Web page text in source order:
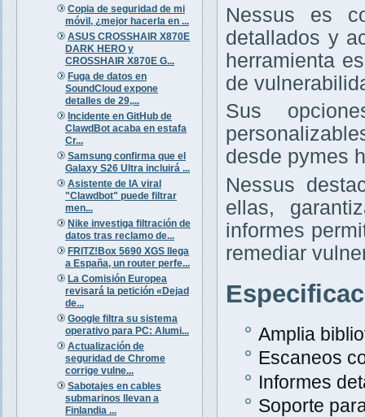
Copia de seguridad de mi
móvil, ¿mejor hacerla en ...
ASUS CROSSHAIR X870E
DARK HERO y
CROSSHAIR X870E G...
Fuga de datos en
SoundCloud expone
detalles de 29,...
Incidente en GitHub de
ClawdBot acaba en estafa
Cr...
Samsung confirma que el
Galaxy S26 Ultra incluirá ...
Asistente de IA viral
"Clawdbot" puede filtrar
men...
Nike investiga filtración de
datos tras reclamo de...
FRITZ!Box 5690 XGS llega
a España, un router perfe...
La Comisión Europea
revisará la petición «Dejad
de...
Google filtra su sistema
operativo para PC: Alumi...
Actualización de
seguridad de Chrome
corrige vulne...
Sabotajes en cables
submarinos llevan a
Finlandia ...
Nessus es
detallados y
herramienta
de
Sus
desde pymes
Nessus
ellas,
informes
remediar
Amplia
Escaneos
Informes
Soporte